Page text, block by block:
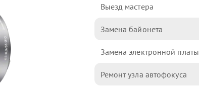
Выезд мастера
Замена байонета
Замена электронной платы
Ремонт узла автофокуса